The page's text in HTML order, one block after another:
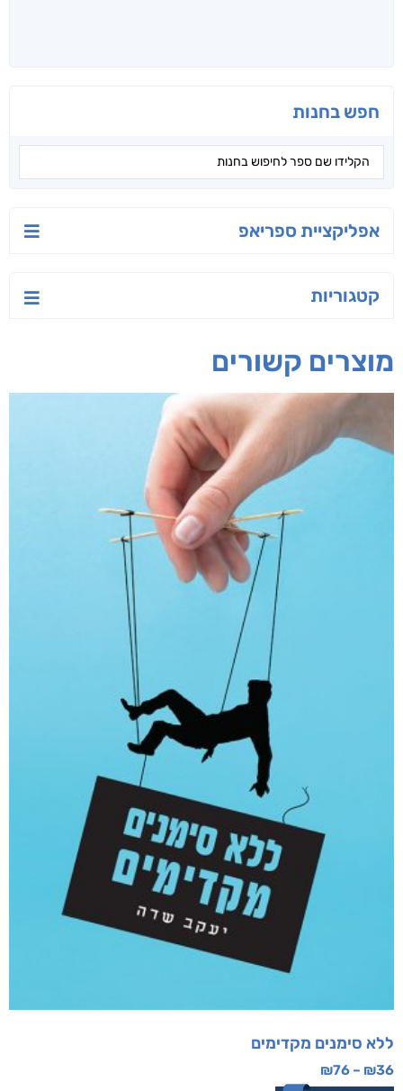
חפש בחנות
אפליקציית ספריאפ
קטגוריות
מוצרים קשורים
ללא סימנים מקדימים
₪36
–
₪76